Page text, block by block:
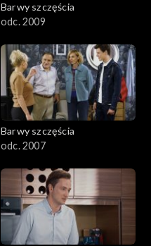
Barwy szczęścia
odc. 2009
Barwy szczęścia
odc. 2007